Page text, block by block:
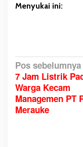
Menyukai ini:
N
a
v
i
Pos sebelumnya
7 Jam Listrik
Warga Kecam
Managemen PT
Merauke